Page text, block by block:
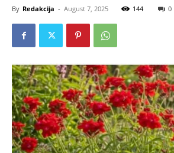
By Redakcija - August 7, 2025 144 0